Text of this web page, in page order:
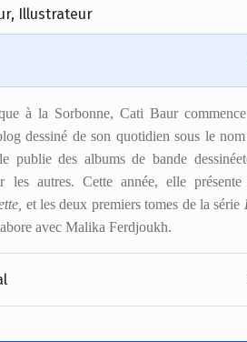
Illustrateur
à la Sorbonne, Cati Baur
dessiné de son quotidien sous le
publie des albums de bande
les autres. Cette année, elle
et les deux premiers tomes de la série
avec Malika Ferdjoukh.